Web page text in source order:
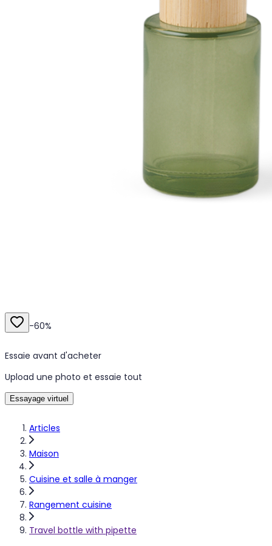
Articles
Maison
Cuisine et salle à manger
Rangement cuisine
Travel bottle with pipette
-60%
Essaie avant d'acheter
Upload une photo et essaie tout
Essayage virtuel